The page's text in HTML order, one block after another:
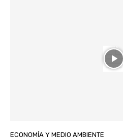
ECONOMÍA Y MEDIO AMBIENTE